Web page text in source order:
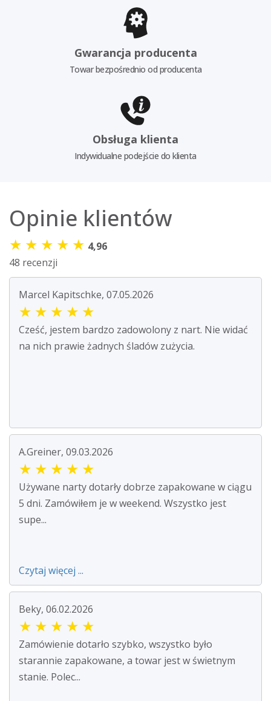
Gwarancja producenta
Towar bezpośrednio od producenta
Obsługa klienta
Indywidualne podejście do klienta
Opinie klientów
★ ★ ★ ★ ★ 4,96
48 recenzji
Marcel Kapitschke, 07.05.2026
★ ★ ★ ★ ★
Cześć, jestem bardzo zadowolony z nart. Nie widać
na nich prawie żadnych śladów zużycia.
A.Greiner, 09.03.2026
★ ★ ★ ★ ★
Używane narty dotarły dobrze zapakowane w ciągu
5 dni. Zamówiłem je w weekend. Wszystko jest
supe...
Czytaj więcej ...
Beky, 06.02.2026
★ ★ ★ ★ ★
Zamówienie dotarło szybko, wszystko było
starannie zapakowane, a towar jest w świetnym
stanie. Polec...